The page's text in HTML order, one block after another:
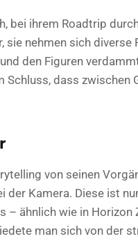
bei ihrem Roadtrip
sie nehmen sich diverse
den Figuren
dass zwischen
von seinen
Kamera. Diese ist
ähnlich wie in Horizon
man sich von der